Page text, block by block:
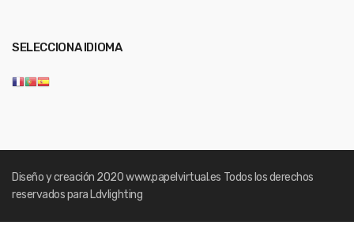
SELECCIONA IDIOMA
Diseño y creación 2020www.papelvirtual.es Todos los derechos
reservados para Ldvlighting